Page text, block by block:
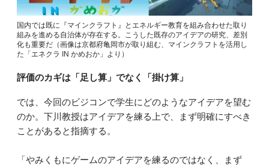
国内では既に『マインクラフト』とエネルギー教育を組み合わせた取り
組みを進める自治体が存在する。こうした既存のアイデアの研究、差別
化も重要だ（画像は京都府亀岡市が取り組む、マインクラフトを活用し
た「エネクラ IN かめおか」より）
評価のカギは「足し算」でなく「掛け算」
では、今回のビジコンで学生にどのようなアイデアを望む
のか。下川教授はアイデアを練る上で、まず明確にすべき
ことがあると指摘する。
「やみくもにゲームのアイデアを練るのではなく、まず